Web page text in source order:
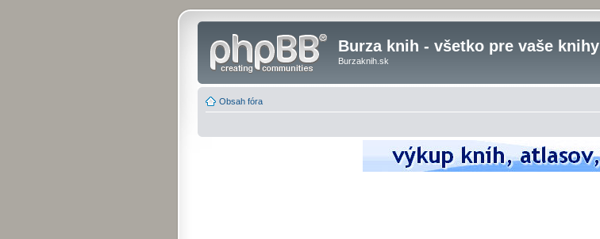
Burza knih - všetko pre vaše knihy
Burzaknih.sk
Obsah fóra